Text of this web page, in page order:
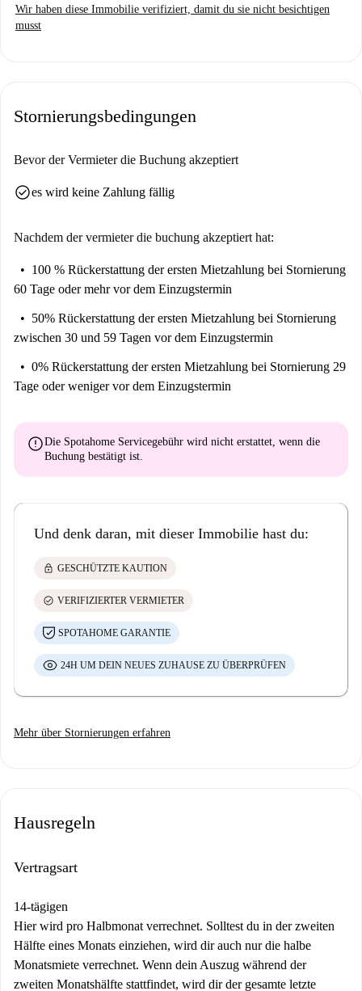
Wir haben diese Immobilie verifiziert, damit du sie nicht besichtigen
musst
Stornierungsbedingungen
Bevor der Vermieter die Buchung akzeptiert
check_circlees wird keine Zahlung fällig
Nachdem der vermieter die buchung akzeptiert hat:
100 % Rückerstattung der ersten Mietzahlung bei Stornierung
60 Tage oder mehr vor dem Einzugstermin
50% Rückerstattung der ersten Mietzahlung bei Stornierung
zwischen 30 und 59 Tagen vor dem Einzugstermin
0% Rückerstattung der ersten Mietzahlung bei Stornierung 29
Tage oder weniger vor dem Einzugstermin
errorDie Spotahome Servicegebühr wird nicht erstattet , wenn die
Buchung bestätigt ist.
Und denk daran, mit dieser Immobilie hast du:
lock GESCHÜTZTE KAUTION
check_circle VERIFIZIERTER VERMIETER
SPOTAHOME GARANTIE
24H UM DEIN NEUES ZUHAUSE ZU ÜBERPRÜFEN
Mehr über Stornierungen erfahren
Hausregeln
Vertragsart
14-tägigen
Hier wird pro Halbmonat verrechnet. Solltest du in der zweiten
Hälfte eines Monats einziehen, wird dir auch nur die halbe
Monatsmiete verrechnet. Wenn dein Auszug während der
zweiten Monatshälfte stattfindet, wird dir der gesamte letzte